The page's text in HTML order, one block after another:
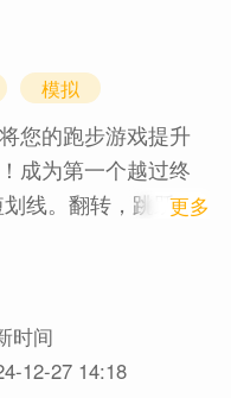
模拟
您的跑步游戏提升
成为第一个越过终
线。翻转，跳跃，
扩展城市周围的建
1 更多
时间
12-27 14:18